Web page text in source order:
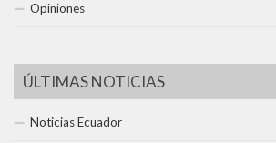
Opiniones
ÚLTIMAS NOTICIAS
Noticias Ecuador